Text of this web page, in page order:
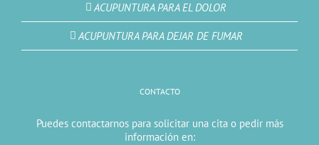
ACUPUNTURA PARA EL DOLOR
ACUPUNTURA PARA DEJAR DE FUMAR
CONTACTO
Puedes contactarnos para solicitar una cita o pedir más
información en: